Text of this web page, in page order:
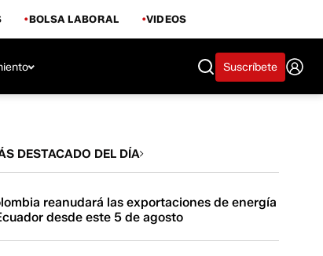
BOLSA LABORAL VIDEOS
Suscríbete
DESTACADO DEL DÍA
reanudará las exportaciones de energía
desde este 5 de agosto